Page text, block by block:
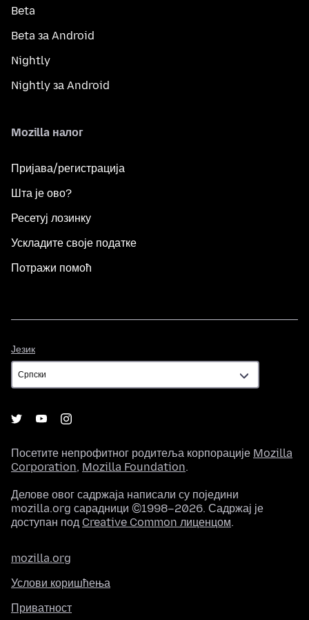
Beta
Beta за Android
Nightly
Nightly за Android
Mozilla налог
Пријава/регистрација
Шта је ово?
Ресетуј лозинку
Ускладите своје податке
Потражи помоћ
Језик
Посетите непрофитног родитеља корпорације Mozilla
Corporation, Mozilla Foundation.
Делове овог садржаја написали су поједини
mozilla.org сарадници ©1998–2026. Садржај је
доступан под Creative Common лиценцом.
mozilla.org
Услови коришћења
Приватност